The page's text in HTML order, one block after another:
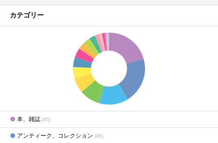
カテゴリー
本、雑誌 (45)
アンティーク、コレクション (45)